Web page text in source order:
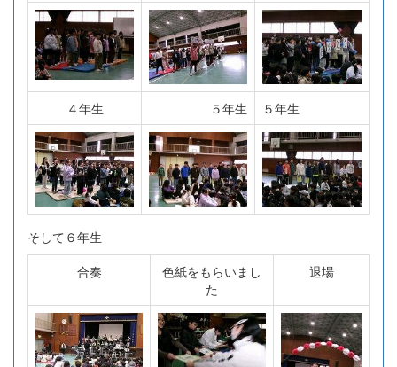
４年生 ５年生 ５年生
そして６年生
合奏
色紙をもらいまし
た
退場